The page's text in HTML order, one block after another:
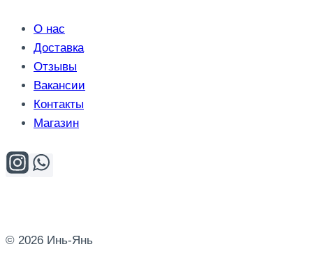
О нас
Доставка
Отзывы
Вакансии
Контакты
Магазин
© 2026 Инь-Янь